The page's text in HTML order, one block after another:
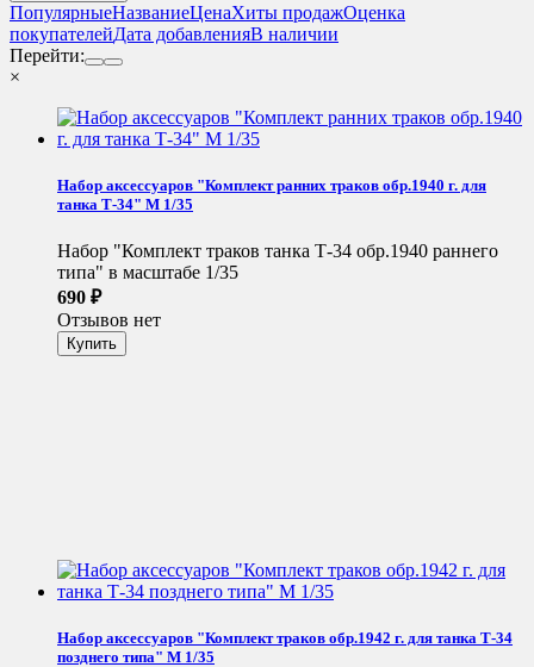
ПопулярныеНазваниеЦенаХиты продажОценка
покупателейДата добавленияВ наличии
Перейти:
×
Набор аксессуаров "Комплект ранних траков обр.1940 г. для
танка Т-34" М 1/35
Набор "Комплект траков танка Т-34 обр.1940 раннего
типа" в масштабе 1/35
690 ₽
Отзывов нет
Набор аксессуаров "Комплект траков обр.1942 г. для танка Т-34
позднего типа" М 1/35